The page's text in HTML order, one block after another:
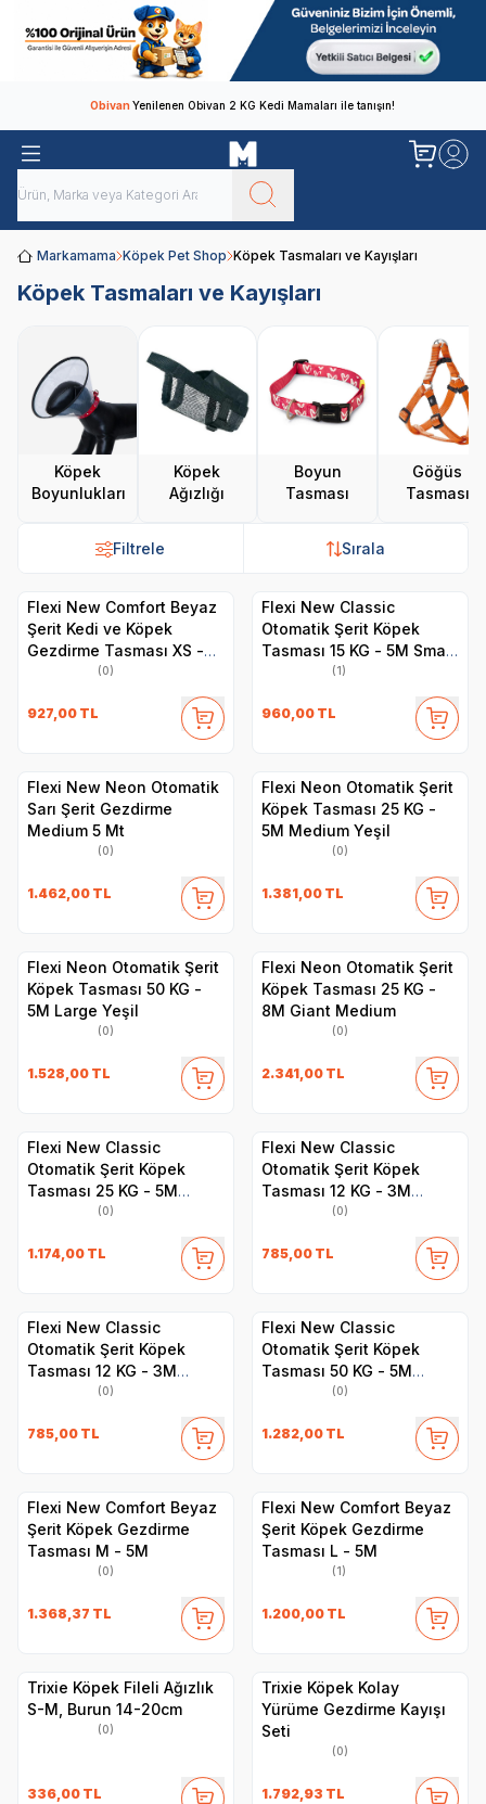
ObivanYenilenen Obivan 2 KG Kedi Mamaları ile tanışın!
Markamama Köpek Pet Shop Köpek Tasmaları ve Kayışları
Köpek Tasmaları ve Kayışları
Köpek
Boyunlukları
Köpek
Ağızlığı
Boyun
Tasması
Göğüs
Tasması
Filtrele Sırala
Flexi New Comfort Beyaz
Şerit Kedi ve Köpek
Gezdirme Tasması XS -
3M- Siyah(0)
927,00 TL
Flexi New Classic
Otomatik Şerit Köpek
Tasması 15 KG - 5M Small
(1)
960,00 TL
Flexi New Neon Otomatik
Sarı Şerit Gezdirme
Medium 5 Mt
(0)
1.462,00 TL
Flexi Neon Otomatik Şerit
Köpek Tasması 25 KG -
5M Medium Yeşil
(0)
1.381,00 TL
Flexi Neon Otomatik Şerit
Köpek Tasması 50 KG -
5M Large Yeşil
(0)
1.528,00 TL
Flexi Neon Otomatik Şerit
Köpek Tasması 25 KG -
8M Giant Medium
(0)
2.341,00 TL
Flexi New Classic
Otomatik Şerit Köpek
Tasması 25 KG - 5M
Medium Mavi
(0)
1.174,00 TL
Flexi New Classic
Otomatik Şerit Köpek
Tasması 12 KG - 3M
XSmall Kırmızı
(0)
785,00 TL
Flexi New Classic
Otomatik Şerit Köpek
Tasması 12 KG - 3M
XSmall Pembe
(0)
785,00 TL
Flexi New Classic
Otomatik Şerit Köpek
Tasması 50 KG - 5M
Large Siyah
(0)
1.282,00 TL
Flexi New Comfort Beyaz
Şerit Köpek Gezdirme
Tasması M - 5M
(0)
1.368,37 TL
Flexi New Comfort Beyaz
Şerit Köpek Gezdirme
Tasması L - 5M
(1)
1.200,00 TL
Trixie Köpek Fileli Ağızlık
S-M, Burun 14-20cm
(0)
336,00 TL
Trixie Köpek Kolay
Yürüme Gezdirme Kayışı
Seti
(0)
1.792,93 TL